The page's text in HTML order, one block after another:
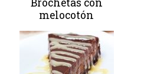
melocotón